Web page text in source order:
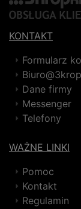
KONTAKT
Formularz
Dane firmy
Messenger
Telefony
WAŻNE LINKI
Pomoc
Kontakt
Regulamin